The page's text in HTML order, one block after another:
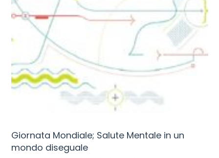
Giornata Mondiale; Salute Mentale in un
mondo diseguale